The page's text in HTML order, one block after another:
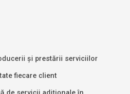
și prestării serviciilor
fiecare client